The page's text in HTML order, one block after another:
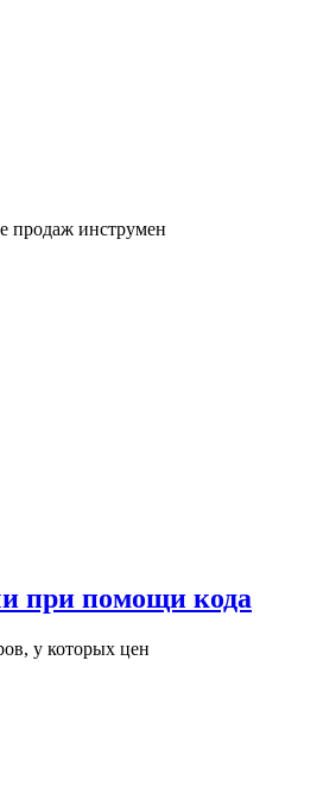
продаж инструмен
при помощи кода
у которых цен